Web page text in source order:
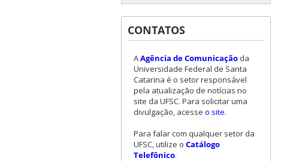
CONTATOS
AAgência de Comunicação da
Universidade Federal de Santa
Catarina é o setor responsável
pela atualização de notícias no
site da UFSC. Para solicitar uma
divulgação, acesse o site.
Para falar com qualquer setor da
UFSC, utilize o Catálogo
Telefônico.